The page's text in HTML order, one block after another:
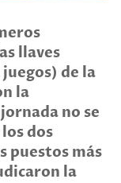
llaves
de la
la
no se
dos
puestos más
la